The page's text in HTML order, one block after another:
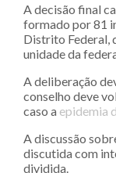
A decisão final
formado por 81
Distrito Federal,
unidade da
A deliberação
conselho deve
caso a epidemia
A discussão
discutida com
dividida.